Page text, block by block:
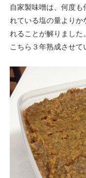
自家製味噌は、何度
れている塩の量より
れることが解りました。
こちら３年熟成させて